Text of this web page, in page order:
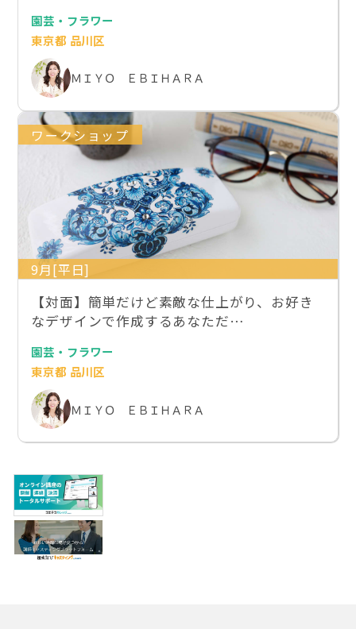
園芸・フラワー
東京都 品川区
ＭＩＹＯ ＥＢＩＨＡＲＡ
ワークショップ
9月[平日]
【対面】簡単だけど素敵な仕上がり、お好き
なデザインで作成するあなただ…
園芸・フラワー
東京都 品川区
ＭＩＹＯ ＥＢＩＨＡＲＡ